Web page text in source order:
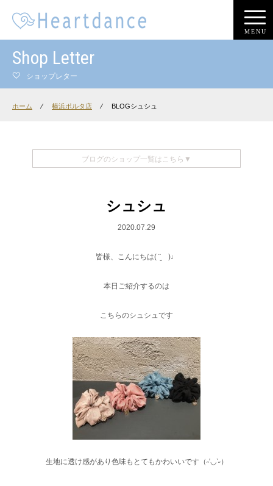
MENU
Shop Letter
ショップレター
ホーム ⁄ 横浜ポルタ店 ⁄ BLOGシュシュ
ブログのショップ一覧はこちら▼
シュシュ
2020.07.29
皆様、こんにちは( ¨̮ )♩
本日ご紹介するのは
こちらのシュシュです
生地に透け感があり色味もとてもかわいいです（˶′◡‵˶）